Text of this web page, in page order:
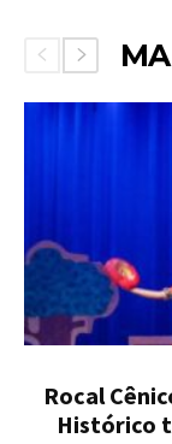
Rocal
Histórico